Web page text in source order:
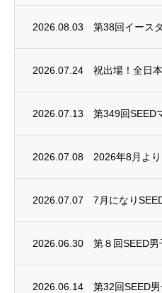
2026.08.03
2026.07.24
2026.07.13 第349回SEED
2026.07.08
2026.07.07 7月になり
2026.06.30
2026.06.14 第32回SEED